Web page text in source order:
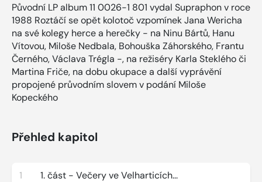
Původní LP album 11 0026-1 801 vydal Supraphon v roce
1988 Roztáčí se opět kolotoč vzpomínek Jana Wericha
na své kolegy herce a herečky - na Ninu Bártů, Hanu
Vítovou, Miloše Nedbala, Bohouška Záhorského, Frantu
Černého, Václava Trégla -, na režiséry Karla Steklého či
Martina Friče, na dobu okupace a další vyprávění
propojené průvodním slovem v podání Miloše
Kopeckého
Přehled kapitol
1 1. část - Večery ve Velharticích...